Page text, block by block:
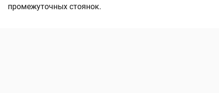
промежуточных стоянок.